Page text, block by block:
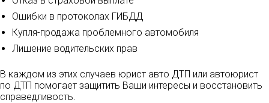
Ошибки в протоколах ГИБДД
Купля-продажа проблемного автомобиля
Лишение водительских прав
В каждом из этих случаев юрист авто ДТП или автоюрист
по ДТП помогает защитить Ваши интересы и восстановить
справедливость.